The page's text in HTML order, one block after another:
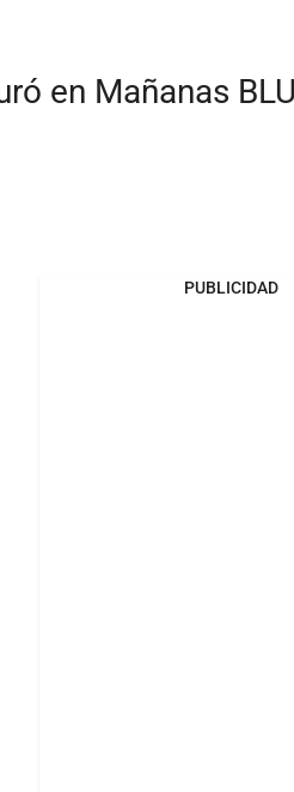
en Mañanas
PUBLICIDAD